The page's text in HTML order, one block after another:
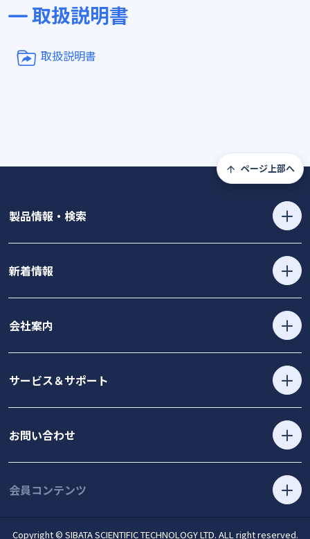
取扱説明書
取扱説明書
ページ上部へ
製品情報・検索
新着情報
会社案内
サービス＆サポート
お問い合わせ
会員コンテンツ
Copyright © SIBATA SCIENTIFIC TECHNOLOGY LTD. ALL right reserved.